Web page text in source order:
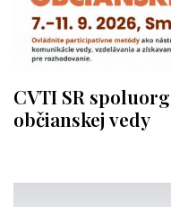
CVTI SR
občianskej vedy